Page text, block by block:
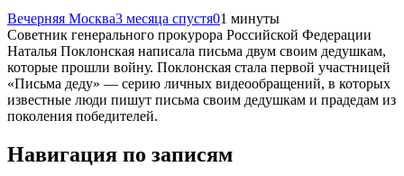
Вечерняя Москва3 месяца спустя01 минуты
Советник генерального прокурора Российской Федерации
Наталья Поклонская написала письма двум своим дедушкам,
которые прошли войну. Поклонская стала первой участницей
«Письма деду» — серию личных видеообращений, в которых
известные люди пишут письма своим дедушкам и прадедам из
поколения победителей.
Навигация по записям